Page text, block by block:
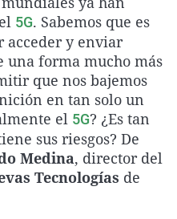
La rosa de los vientos
Gente viajera
Como el perro y el
Caso
Retornados
Equipo de
Operación Viuda
Extremadura
Galicia
La Rioja
Navarra
País Vasco
Virales
Televisión
Elecciones
5G. Sabemos que es
acceder y enviar
forma mucho más
que nos bajemos
en tan solo un
el 5G? ¿Es tan
sus riesgos? De
Medina, director del
Tecnologías de